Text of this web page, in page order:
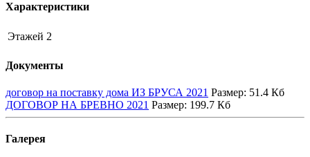
Характеристики
Этажей 2
Документы
договор на поставку дома ИЗ БРУСА 2021 Размер: 51.4 Кб
ДОГОВОР НА БРЕВНО 2021 Размер: 199.7 Кб
Галерея